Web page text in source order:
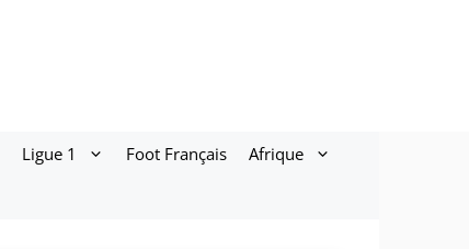
Ligue 1 Foot Français Afrique